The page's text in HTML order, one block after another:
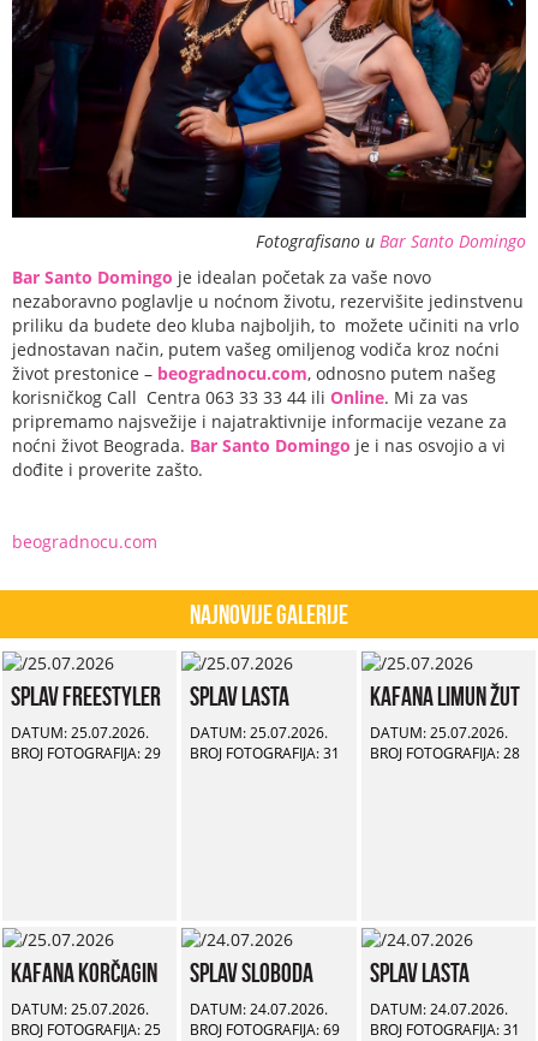
Fotografisano u Bar Santo Domingo
Bar Santo Domingo je idealan početak za vaše novo
nezaboravno poglavlje u noćnom životu, rezervišite jedinstvenu
priliku da budete deo kluba najboljih, to možete učiniti na vrlo
jednostavan način, putem vašeg omiljenog vodiča kroz noćni
život prestonice – beogradnocu.com, odnosno putem našeg
korisničkog Call Centra 063 33 33 44 ili Online. Mi za vas
pripremamo najsvežije i najatraktivnije informacije vezane za
noćni život Beograda. Bar Santo Domingo je i nas osvojio a vi
dođite i proverite zašto.
beogradnocu.com
Najnovije Galerije
Splav Freestyler
DATUM: 25.07.2026.
BROJ FOTOGRAFIJA: 29
Splav Lasta
DATUM: 25.07.2026.
BROJ FOTOGRAFIJA: 31
Kafana Limun Žut
DATUM: 25.07.2026.
BROJ FOTOGRAFIJA: 28
Kafana Korčagin
DATUM: 25.07.2026.
BROJ FOTOGRAFIJA: 25
Splav Sloboda
DATUM: 24.07.2026.
BROJ FOTOGRAFIJA: 69
Splav Lasta
DATUM: 24.07.2026.
BROJ FOTOGRAFIJA: 31